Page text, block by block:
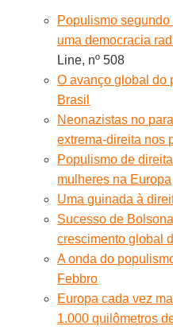
Populismo
uma democracia
Line, nº 508
O avanço global do
Brasil
Neonazistas no
extrema-direita nos
Populismo de
mulheres na Europa
Uma guinada à
Sucesso de
crescimento global
A onda do
Febbro
Europa cada vez
1.000 quilômetros